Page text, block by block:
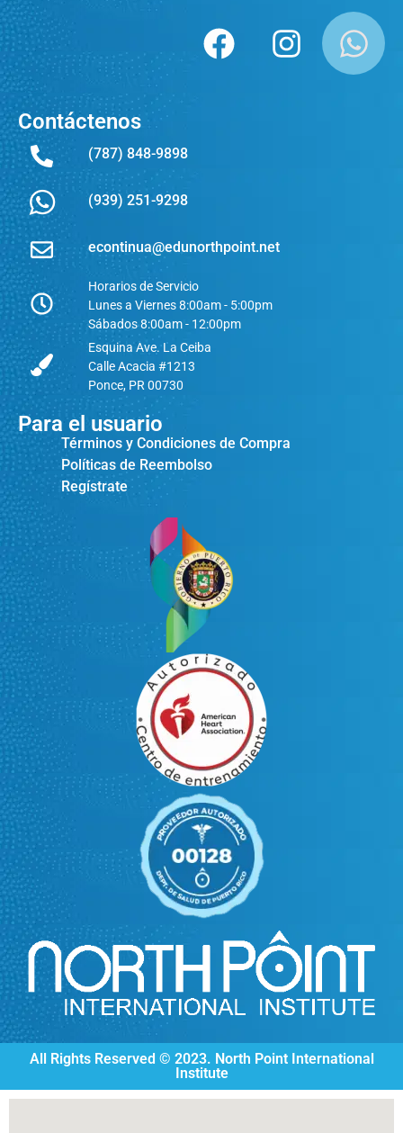
Contáctenos
(787) 848-9898
(939) 251-9298
econtinua@edunorthpoint.net
Horarios de Servicio
Lunes a Viernes 8:00am - 5:00pm
Sábados 8:00am - 12:00pm
Esquina Ave. La Ceiba
Calle Acacia #1213
Ponce, PR 00730
Para el usuario
Términos y Condiciones de Compra
Políticas de Reembolso
Regístrate
All Rights Reserved © 2023. North Point International
Institute